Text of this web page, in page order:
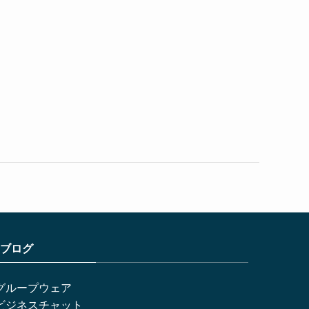
ブログ
ループウェア
ジネスチャット